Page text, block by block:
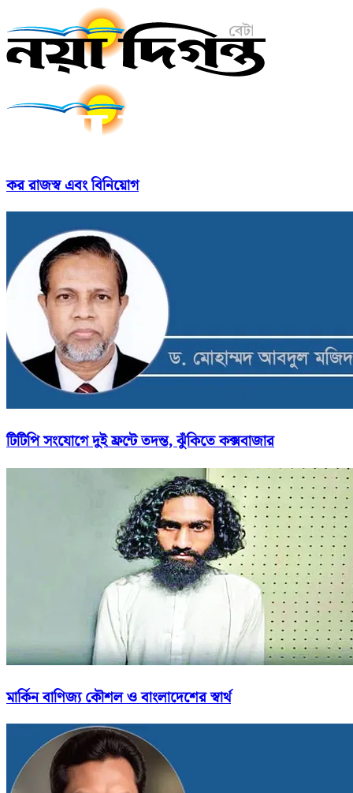
কর রাজস্ব এবং বিনিয়োগ
টিটিপি সংযোগে দুই ফ্রন্টে তদন্ত, ঝুঁকিতে কক্সবাজার
মার্কিন বাণিজ্য কৌশল ও বাংলাদেশের স্বার্থ